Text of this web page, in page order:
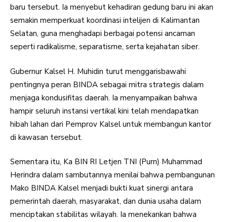
baru tersebut. Ia menyebut kehadiran gedung baru ini akan
semakin memperkuat koordinasi intelijen di Kalimantan
Selatan, guna menghadapi berbagai potensi ancaman
seperti radikalisme, separatisme, serta kejahatan siber.
Gubernur Kalsel H. Muhidin turut menggarisbawahi
pentingnya peran BINDA sebagai mitra strategis dalam
menjaga kondusifitas daerah. Ia menyampaikan bahwa
hampir seluruh instansi vertikal kini telah mendapatkan
hibah lahan dari Pemprov Kalsel untuk membangun kantor
di kawasan tersebut.
Sementara itu, Ka BIN RI Letjen TNI (Purn) Muhammad
Herindra dalam sambutannya menilai bahwa pembangunan
Mako BINDA Kalsel menjadi bukti kuat sinergi antara
pemerintah daerah, masyarakat, dan dunia usaha dalam
menciptakan stabilitas wilayah. Ia menekankan bahwa